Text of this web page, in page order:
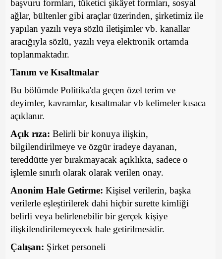
başvuru formları, tüketici şikâyet formları, sosyal
ağlar, bültenler gibi araçlar üzerinden, şirketimiz ile
yapılan yazılı veya sözlü iletişimler vb. kanallar
aracığıyla sözlü, yazılı veya elektronik ortamda
toplanmaktadır.
Tanım ve Kısaltmalar
Bu bölümde Politika'da geçen özel terim ve
deyimler, kavramlar, kısaltmalar vb kelimeler kısaca
açıklanır.
Açık rıza: Belirli bir konuya ilişkin,
bilgilendirilmeye ve özgür iradeye dayanan,
tereddütte yer bırakmayacak açıklıkta, sadece o
işlemle sınırlı olarak olarak verilen onay.
Anonim Hale Getirme: Kişisel verilerin, başka
verilerle eşleştirilerek dahi hiçbir surette kimliği
belirli veya belirlenebilir bir gerçek kişiye
ilişkilendirilemeyecek hale getirilmesidir.
Çalışan: Şirket personeli